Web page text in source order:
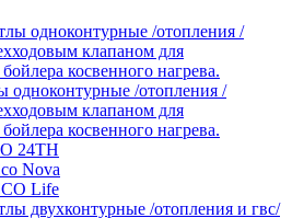
одноконтурные /отопления /
клапаном для
косвенного нагрева.
24TН
Nova
Life